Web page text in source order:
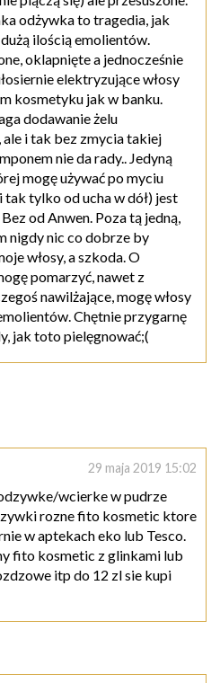
odżywka to tragedia, jak
ilością emolientów.
oklapnięte a jednocześnie
elektryzujące włosy
kosmetyku jak w banku.
dodawanie żelu
ale i tak bez zmycia takiej
nie da rady.. Jedyną
mogę używać po myciu
tylko od ucha w dół) jest
od Anwen. Poza tą jedną,
nigdy nic co dobrze by
włosy, a szkoda. O
pomarzyć, nawet z
nawilżające, mogę włosy
Chętnie przygarnę
jak toto pielęgnować;(
29 maja 2019 15:02
wcierke w pudrze
rozne fito kosmetic ktore
w aptekach eko lub Tesco.
fito kosmetic z glinkami lub
itp do 12 zl sie kupi